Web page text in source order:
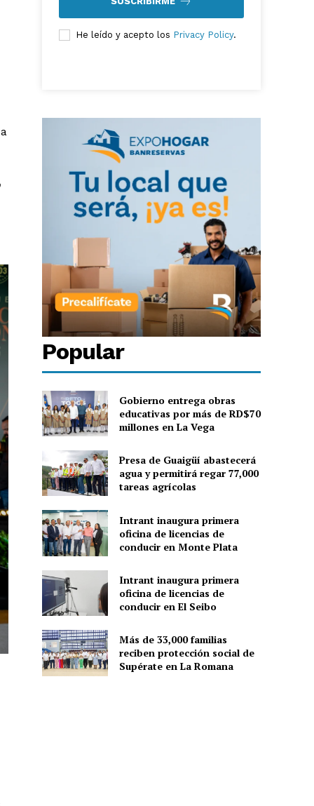
He leído y acepto los Privacy Policy.
Popular
Gobierno entrega obras
educativas por más de RD$70
millones en La Vega
Presa de Guaigüí abastecerá
agua y permitirá regar 77,000
tareas agrícolas
Intrant inaugura primera
oficina de licencias de
conducir en Monte Plata
Intrant inaugura primera
oficina de licencias de
conducir en El Seibo
Más de 33,000 familias
reciben protección social de
Supérate en La Romana